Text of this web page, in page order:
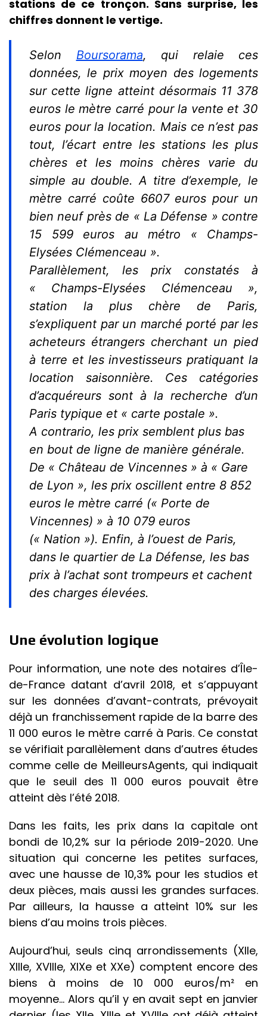
stations de ce tronçon. Sans surprise, les
chiffres donnent le vertige.
Selon Boursorama, qui relaie ces
données, le prix moyen des logements
sur cette ligne atteint désormais 11 378
euros le mètre carré pour la vente et 30
euros pour la location. Mais ce n’est pas
tout, l’écart entre les stations les plus
chères et les moins chères varie du
simple au double. A titre d’exemple, le
mètre carré coûte 6607 euros pour un
bien neuf près de « La Défense » contre
15 599 euros au métro « Champs-
Elysées Clémenceau ».
Parallèlement, les prix constatés à
« Champs-Elysées Clémenceau »,
station la plus chère de Paris,
s’expliquent par un marché porté par les
acheteurs étrangers cherchant un pied
à terre et les investisseurs pratiquant la
location saisonnière. Ces catégories
d’acquéreurs sont à la recherche d’un
Paris typique et « carte postale ».
A contrario, les prix semblent plus bas
en bout de ligne de manière générale.
De « Château de Vincennes » à « Gare
de Lyon », les prix oscillent entre 8 852
euros le mètre carré (« Porte de
Vincennes) » à 10 079 euros
(« Nation »). Enfin, à l’ouest de Paris,
dans le quartier de La Défense, les bas
prix à l’achat sont trompeurs et cachent
des charges élevées.
Une évolution logique
Pour information, une note des notaires d’Île-
de-France datant d’avril 2018, et s’appuyant
sur les données d’avant-contrats, prévoyait
déjà un franchissement rapide de la barre des
11 000 euros le mètre carré à Paris. Ce constat
se vérifiait parallèlement dans d’autres études
comme celle de MeilleursAgents, qui indiquait
que le seuil des 11 000 euros pouvait être
atteint dès l’été 2018.
Dans les faits, les prix dans la capitale ont
bondi de 10,2% sur la période 2019-2020. Une
situation qui concerne les petites surfaces,
avec une hausse de 10,3% pour les studios et
deux pièces, mais aussi les grandes surfaces.
Par ailleurs, la hausse a atteint 10% sur les
biens d’au moins trois pièces.
Aujourd’hui, seuls cinq arrondissements (XIIe,
XIIIe, XVIIIe, XIXe et XXe) comptent encore des
biens à moins de 10 000 euros/m² en
moyenne… Alors qu’il y en avait sept en janvier